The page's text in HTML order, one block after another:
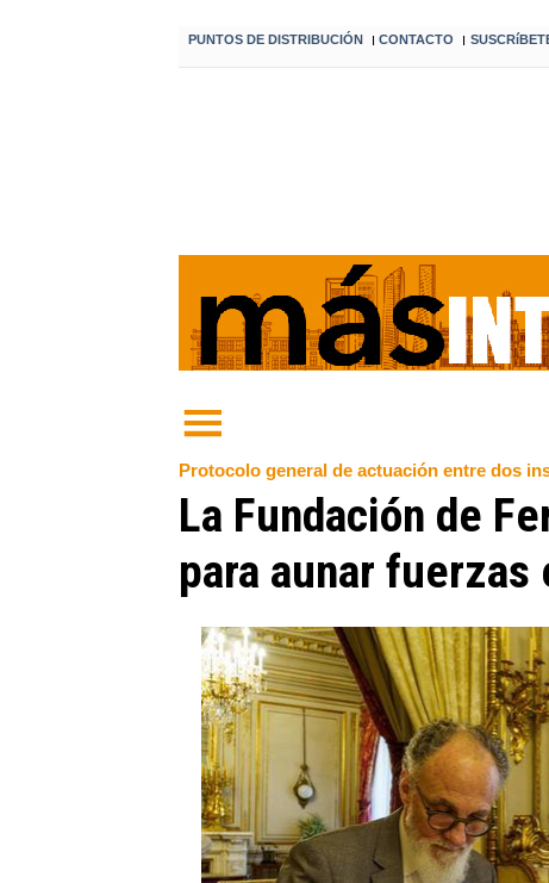
PUNTOS DE DISTRIBUCIÓN I CONTACTO I
Protocolo general de actuación entre dos
La Fundación de
para aunar